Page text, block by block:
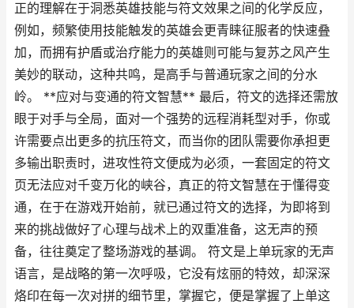
正的理解在于洞悉英雄技能与符文效果之间的化学反应，
例如，频繁使用技能触发的英雄会更青睐征服者的快速叠
加，而拥有护盾或治疗能力的英雄则可能与复苏之风产生
美妙的联动，这种共鸣，是高手与普通玩家之间的分水
岭。 **应对与变通的符文智慧** 最后，符文的选择还需放
眼于对手与全局，面对一个强势的远程消耗型对手，你或
许需要点出更多的抗压符文，而当你的团队需要你承担更
多输出职责时，进攻性符文便成为必须，一套固定的符文
页无法应对千变万化的峡谷，真正的符文智慧在于懂得变
通，在于在游戏开始前，就已通过符文的选择，为即将到
来的挑战做好了心理与战术上的双重准备，这无声的预
备，往往奠定了整场游戏的基调。 符文是上单玩家的无声
语言，是战略的第一次呼吸，它没有炫丽的特效，却深深
烙印在每一次对拼的细节里，掌握它，便是掌握了上单这